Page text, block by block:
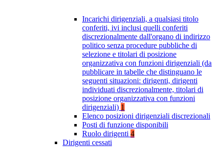
Incarichi dirigenziali, a qualsiasi titolo
conferiti, ivi inclusi quelli conferiti
discrezionalmente dall'organo di indirizzo
politico senza procedure pubbliche di
selezione e titolari di posizione
organizzativa con funzioni dirigenziali (da
pubblicare in tabelle che distinguano le
seguenti situazioni: dirigenti, dirigenti
individuati discrezionalmente, titolari di
posizione organizzativa con funzioni
dirigenziali) 1
Elenco posizioni dirigenziali discrezionali
Posti di funzione disponibili
Ruolo dirigenti 4
Dirigenti cessati